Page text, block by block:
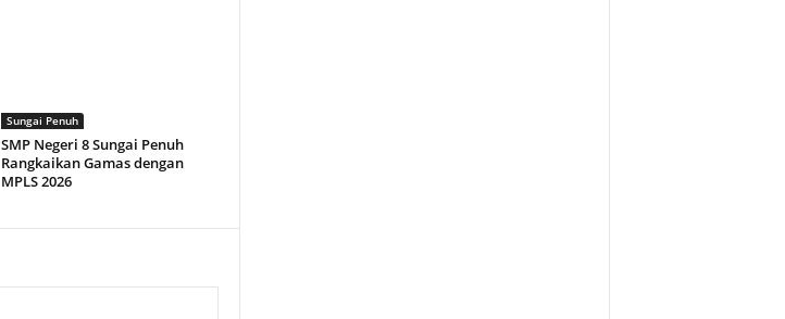
Sungai Penuh
SMP Negeri 8 Sungai Penuh
Rangkaikan Gamas dengan
MPLS 2026